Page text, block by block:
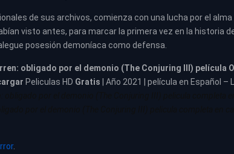
de sus archivos, comienza con una lucha por el alma
visto antes, para marcar la primera vez en la historia
posesión demoníaca como defensa.
obligado por el demonio (The Conjuring III) película
Peliculas HD Gratis | Año 2021 | película en Español –
.